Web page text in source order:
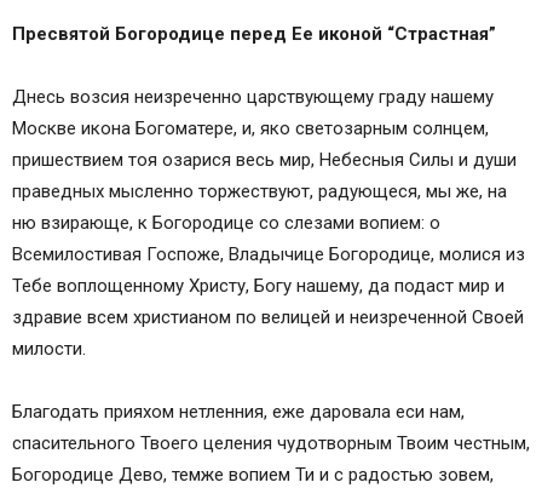
Пресвятой Богородице перед Ее иконой “Страстная”
Днесь возсия неизреченно царствующему граду нашему
Москве икона Богоматере, и, яко светозарным солнцем,
пришествием тоя озарися весь мир, Небесныя Силы и души
праведных мысленно торжествуют, радующеся, мы же, на
ню взирающе, к Богородице со слезами вопием: о
Всемилостивая Госпоже, Владычице Богородице, молися из
Тебе воплощенному Христу, Богу нашему, да подаст мир и
здравие всем христианом по велицей и неизреченной Своей
милости.
Благодать прияхом нетленния, еже даровала еси нам,
спасительного Твоего целения чудотворным Твоим честным,
Богородице Дево, темже вопием Ти и с радостью зовем,